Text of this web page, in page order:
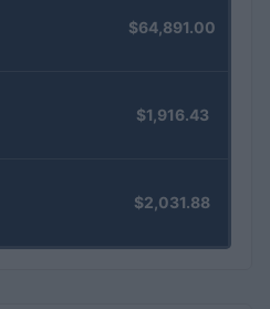
$64,891.00
$1,916.43
$2,031.88